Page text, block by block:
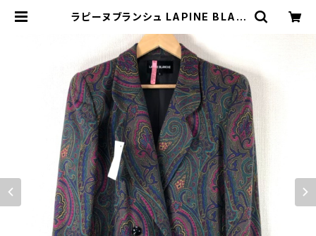
ラピーヌブランシュ LAPINE BLAN
533 | Ethical Store